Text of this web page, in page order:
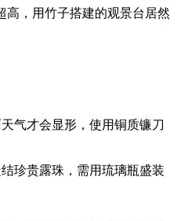
高，用竹子搭建的观景台居然
气才会显形，使用铜质镰刀
珍贵露珠，需用琉璃瓶盛装